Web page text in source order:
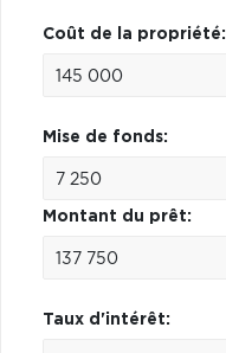
Coût de la propriété:
Mise de fonds:
Montant du prêt:
Taux d'intérêt: